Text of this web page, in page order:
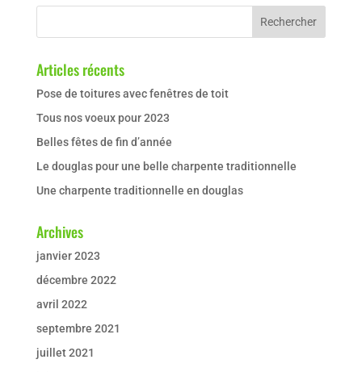
Articles récents
Pose de toitures avec fenêtres de toit
Tous nos voeux pour 2023
Belles fêtes de fin d’année
Le douglas pour une belle charpente traditionnelle
Une charpente traditionnelle en douglas
Archives
janvier 2023
décembre 2022
avril 2022
septembre 2021
juillet 2021